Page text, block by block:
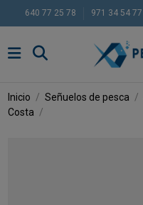
640 77 25 78 971 34 54 77
Inicio Señuelos de pesca
Costa